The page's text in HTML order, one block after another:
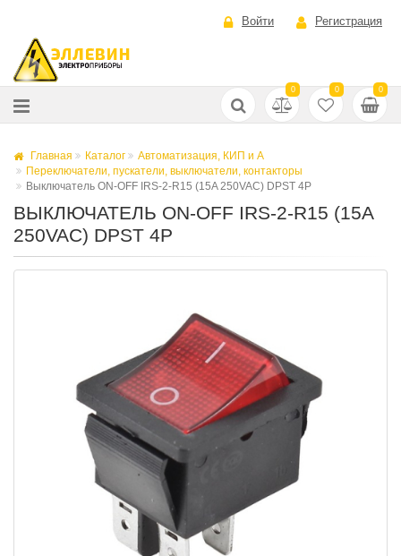
Войти Регистрация
0 0 0
Главная Каталог
Автоматизация, КИП и А
Переключатели, пускатели, выключатели, контакторы
Выключатель ON-OFF IRS-2-R15 (15A 250VAC) DPST 4P
ВЫКЛЮЧАТЕЛЬ ON-OFF IRS-2-R15 (15A
250VAC) DPST 4P